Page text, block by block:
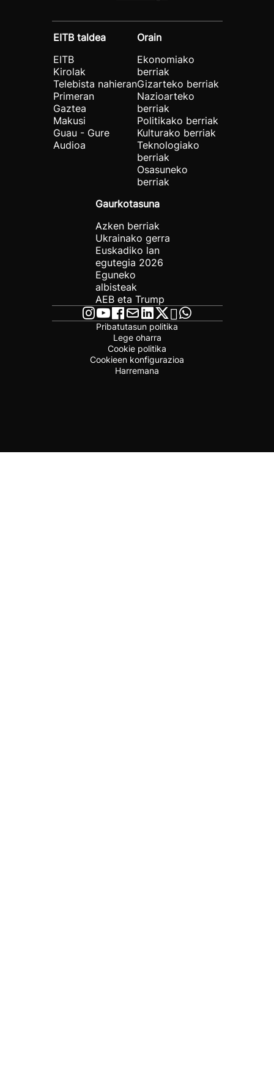
EITB taldea
EITB
Kirolak
Telebista nahieran
Primeran
Gaztea
Makusi
Guau - Gure
Audioa
Orain
Ekonomiako
berriak
Gizarteko berriak
Nazioarteko
berriak
Politikako berriak
Kulturako berriak
Teknologiako
berriak
Osasuneko
berriak
Gaurkotasuna
Azken berriak
Ukrainako gerra
Euskadiko lan
egutegia 2026
Eguneko
albisteak
AEB eta Trump
Pribatutasun politika
Lege oharra
Cookie politika
Cookieen konfigurazioa
Harremana